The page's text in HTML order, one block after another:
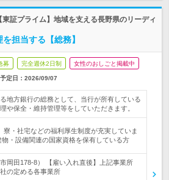
証プライム】地域を支える長野県のリーディ
担当する【総務】
募 完全週休2日制 女性のおしごと掲載中
定日： 2026/09/07
地方銀行の総務として、当行が所有している
や保全・維持管理等をしていただきます。
寮・社宅などの福利厚生制度が充実していま
・設備関連の国家資格を保有している方
岡田178-8） 【雇い入れ直後】上記事業所
の定める各事業所